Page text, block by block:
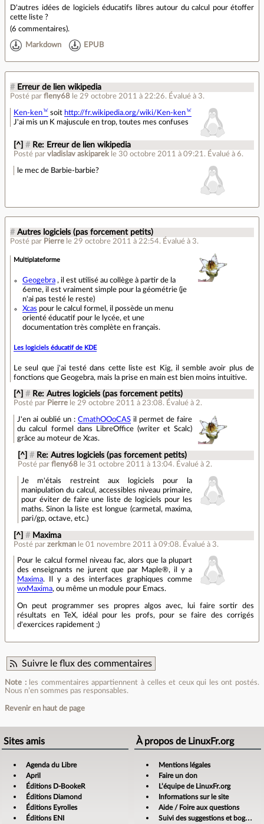
D'autres idées de logiciels éducatifs libres autour du calcul pour étoffer
cette liste ?
(6 commentaires).
Markdown EPUB
# Erreur de lien wikipedia
Posté par fleny68 le 29 octobre 2011 à 22:26. Évalué à 3.
Ken-ken soit http://fr.wikipedia.org/wiki/Ken-ken
J'ai mis un K majuscule en trop, toutes mes confuses
[^] # Re: Erreur de lien wikipedia
Posté parvladislav askiparek le 30 octobre 2011 à 09:21 . Évalué à6.
le mec de Barbie-barbie?
# Autres logiciels (pas forcement petits)
Posté par Pierre le 29 octobre 2011 à 22:54. Évalué à 3.
Multiplateforme
Geogebra , il est utilisé au collège à partir de la
6eme, il est vraiment simple pour la géométrie (je
n'ai pas testé le reste)
Xcas pour le calcul formel, il possède un menu
orienté éducatif pour le lycée, et une
documentation très complète en français.
Les logiciels éducatif de KDE
Le seul que j'ai testé dans cette liste est Kig, il semble avoir plus de
fonctions que Geogebra, mais la prise en main est bien moins intuitive.
[^] # Re: Autres logiciels (pas forcement petits)
Posté par Pierre le 29 octobre 2011 à 23:08. Évalué à 2.
J'en ai oublié un :CmathOOoCAS il permet de faire
du calcul formel dans LibreOffice (writer et Scalc)
grâce au moteur de Xcas.
[^] # Re: Autres logiciels (pas forcement petits)
Posté par fleny68 le 31 octobre 2011 à 13:04. Évalué à 2.
Je m'étais restreint aux logiciels pour la
manipulation du calcul, accessibles niveau primaire,
pour éviter de faire une liste de logiciels pour les
maths. Sinon la liste est longue (carmetal, maxima,
pari/gp, octave, etc.)
[^] # Maxima
Posté parzerkman le 01 novembre 2011 à 09:08. Évalué à 3.
Pour le calcul formel niveau fac, alors que la plupart
des enseignants ne jurent que par Maple®, il y a
Maxima. Il y a des interfaces graphiques comme
wxMaxima, ou même un module pour Emacs.
On peut programmer ses propres algos avec, lui faire sortir des
résultats en TeX, idéal pour les profs, pour se faire des corrigés
d'exercices rapidement ;)
Suivre le flux des commentaires
Note :les commentaires appartiennent à celles et ceux qui les ont postés.
Nous n’en sommes pas responsables.
Revenir en haut de page
Sites amis
Agenda du Libre
April
Éditions D-BookeR
Éditions Diamond
Éditions Eyrolles
Éditions ENI
À propos de LinuxFr.org
Mentions légales
Faire un don
L’équipe de LinuxFr.org
Informations sur le site
Aide / Foire aux questions
Suivi des suggestions et bogues